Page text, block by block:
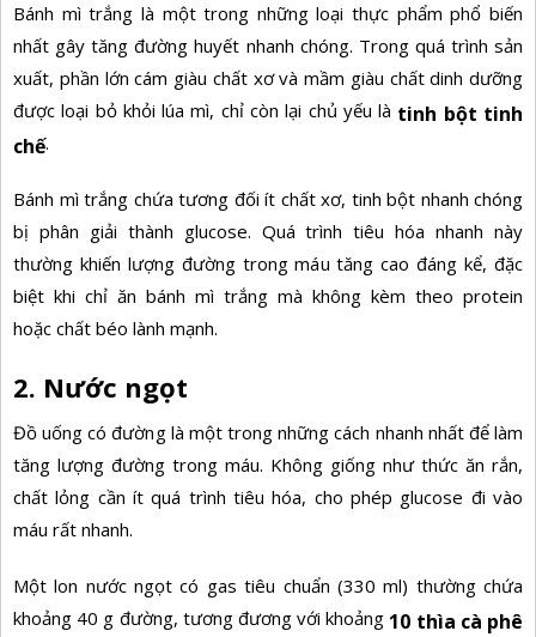
Bánh mì trắng là một trong những loại thực phẩm phổ biến
nhất gây tăng đường huyết nhanh chóng. Trong quá trình sản
xuất, phần lớn cám giàu chất xơ và mầm giàu chất dinh dưỡng
được loại bỏ khỏi lúa mì, chỉ còn lại chủ yếu là tinh bột tinh
chế.
Bánh mì trắng chứa tương đối ít chất xơ, tinh bột nhanh chóng
bị phân giải thành glucose. Quá trình tiêu hóa nhanh này
thường khiến lượng đường trong máu tăng cao đáng kể, đặc
biệt khi chỉ ăn bánh mì trắng mà không kèm theo protein
hoặc chất béo lành mạnh.
2. Nước ngọt
Đồ uống có đường là một trong những cách nhanh nhất để làm
tăng lượng đường trong máu. Không giống như thức ăn rắn,
chất lỏng cần ít quá trình tiêu hóa, cho phép glucose đi vào
máu rất nhanh.
Một lon nước ngọt có gas tiêu chuẩn (330 ml) thường chứa
khoảng 40 g đường, tương đương với khoảng 10 thìa cà phê